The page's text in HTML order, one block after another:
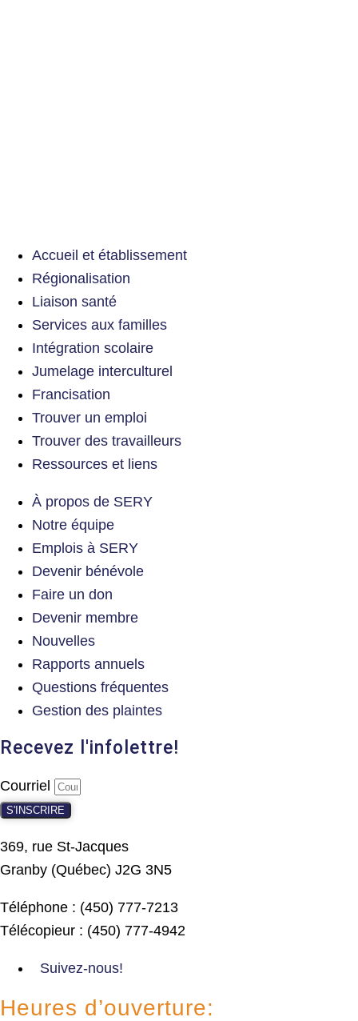
Accueil et établissement
Régionalisation
Liaison santé
Services aux familles
Intégration scolaire
Jumelage interculturel
Francisation
Trouver un emploi
Trouver des travailleurs
Ressources et liens
À propos de SERY
Notre équipe
Emplois à SERY
Devenir bénévole
Faire un don
Devenir membre
Nouvelles
Rapports annuels
Questions fréquentes
Gestion des plaintes
Recevez l'infolettre!
Courriel
S'INSCRIRE
369, rue St-Jacques
Granby (Québec) J2G 3N5
Téléphone : (450) 777-7213
Télécopieur : (450) 777-4942
Suivez-nous!
Heures d’ouverture: